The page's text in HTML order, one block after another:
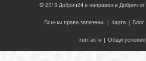
© 2013 Добрич24 е направен в Добрич от
Всички права запазени. | Карта | Блог
контакти | Общи условия